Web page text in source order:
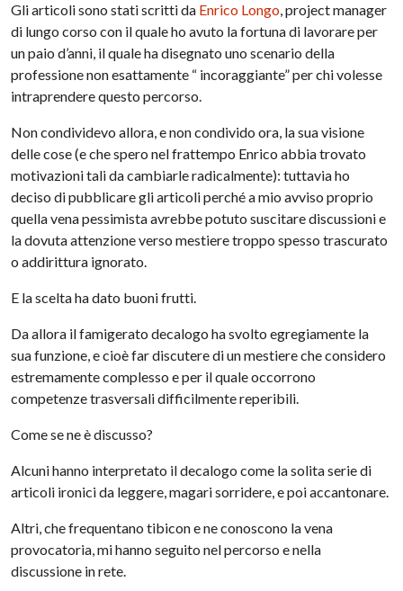
Gli articoli sono stati scritti da Enrico Longo, project manager
di lungo corso con il quale ho avuto la fortuna di lavorare per
un paio d’anni, il quale ha disegnato uno scenario della
professione non esattamente “ incoraggiante” per chi volesse
intraprendere questo percorso.
Non condividevo allora, e non condivido ora, la sua visione
delle cose (e che spero nel frattempo Enrico abbia trovato
motivazioni tali da cambiarle radicalmente): tuttavia ho
deciso di pubblicare gli articoli perché a mio avviso proprio
quella vena pessimista avrebbe potuto suscitare discussioni e
la dovuta attenzione verso mestiere troppo spesso trascurato
o addirittura ignorato.
E la scelta ha dato buoni frutti.
Da allora il famigerato decalogo ha svolto egregiamente la
sua funzione, e cioè far discutere di un mestiere che considero
estremamente complesso e per il quale occorrono
competenze trasversali difficilmente reperibili.
Come se ne è discusso?
Alcuni hanno interpretato il decalogo come la solita serie di
articoli ironici da leggere, magari sorridere, e poi accantonare.
Altri, che frequentano tibicon e ne conoscono la vena
provocatoria, mi hanno seguito nel percorso e nella
discussione in rete.